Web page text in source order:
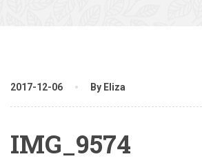
2017-12-06 By Eliza
IMG_9574